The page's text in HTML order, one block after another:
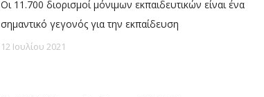
Οι 11.700 διορισμοί μόνιμων εκπαιδευτικών είναι ένα
σημαντικό γεγονός για την εκπαίδευση
12 Ιουλίου 2021